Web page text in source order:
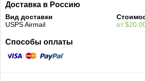
Доставка в Россию
Вид доставки
USPS Airmail
от
Способы оплаты